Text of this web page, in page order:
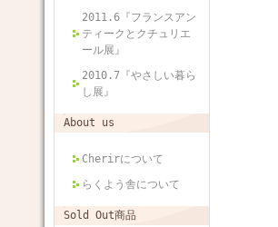
2011.6『フランスアン
ティークとクチュリエ
ール展』
2010.7『やさしい暮ら
し展』
About us
Cherirについて
らくよう舎について
Sold Out商品